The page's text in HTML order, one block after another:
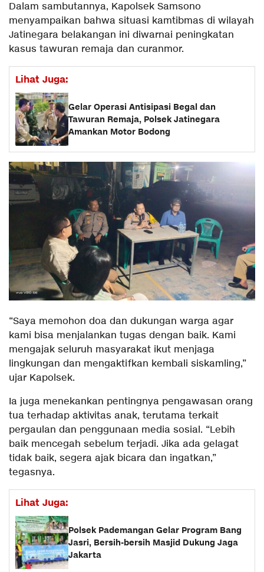
Dalam sambutannya, Kapolsek Samsono
menyampaikan bahwa situasi kamtibmas di wilayah
Jatinegara belakangan ini diwarnai peningkatan
kasus tawuran remaja dan curanmor.
Lihat Juga:
Gelar Operasi Antisipasi Begal dan
Tawuran Remaja, Polsek Jatinegara
Amankan Motor Bodong
“Saya memohon doa dan dukungan warga agar
kami bisa menjalankan tugas dengan baik. Kami
mengajak seluruh masyarakat ikut menjaga
lingkungan dan mengaktifkan kembali siskamling,”
ujar Kapolsek.
Ia juga menekankan pentingnya pengawasan orang
tua terhadap aktivitas anak, terutama terkait
pergaulan dan penggunaan media sosial. “Lebih
baik mencegah sebelum terjadi. Jika ada gelagat
tidak baik, segera ajak bicara dan ingatkan,”
tegasnya.
Lihat Juga:
Polsek Pademangan Gelar Program Bang
Jasri, Bersih-bersih Masjid Dukung Jaga
Jakarta